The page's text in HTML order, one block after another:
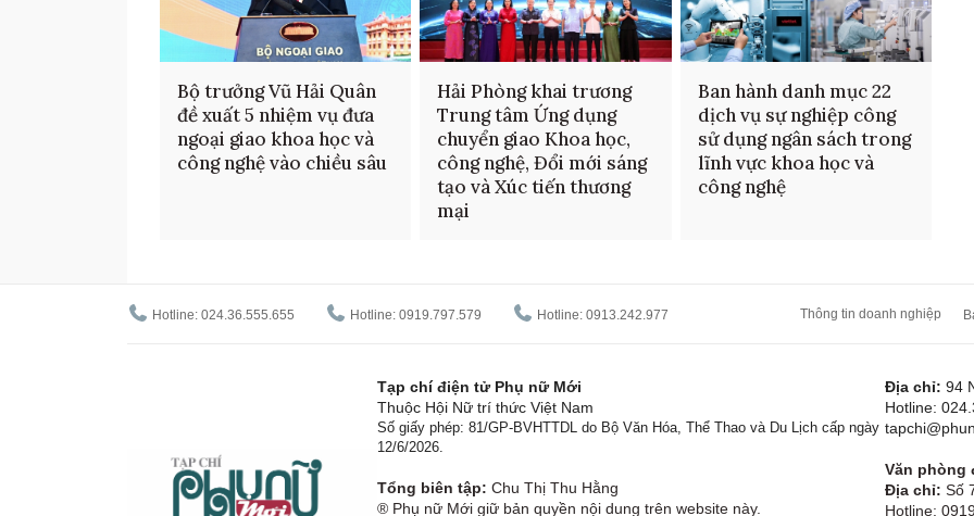
Bộ trưởng Vũ Hải Quân
đề xuất 5 nhiệm vụ đưa
ngoại giao khoa học và
công nghệ vào chiều sâu
Hải Phòng khai trương
Trung tâm Ứng dụng
chuyển giao Khoa học,
công nghệ, Đổi mới sáng
tạo và Xúc tiến thương
mại
Ban hành danh mục 22
dịch vụ sự nghiệp công
sử dụng ngân sách trong
lĩnh vực khoa học và
công nghệ
Hotline: 024.36.555.655 Hotline: 0919.797.579 Hotline: 0913.242.977 Thông tin doanh nghiệp
Tạp chí điện tử Phụ nữ Mới
Thuộc Hội Nữ trí thức Việt Nam
Số giấy phép: 81/GP-BVHTTDL do Bộ Văn Hóa, Thể Thao và Du Lịch cấp ngày
12/6/2026.
Tổng biên tập: Chu Thị Thu Hằng
® Phụ nữ Mới giữ bản quyền nội dung trên website này.
Địa chỉ: 94
Hotline:
Văn phòng
Địa chỉ: Số
Hotline: